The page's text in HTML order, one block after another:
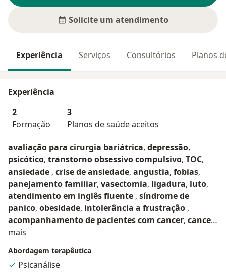
Solicite um atendimento
Experiência Serviços Consultórios Planos
Experiência
2
Formação
3
Planos de saúde aceitos
avaliação para cirurgia bariátrica, depressão,
psicótico, transtorno obsessivo compulsivo, TOC,
ansiedade , crise de ansiedade, angustia, fobias,
panejamento familiar, vasectomia, ligadura, luto,
atendimento em inglês fluente , síndrome de
panico, obesidade, intolerância a frustração ,
acompanhamento de pacientes com cancer, cancer,
Parkinson
borderline
bipolar,distúrbio de imagem
atendimento online
mais
Abordagem terapêutica
Psicanálise